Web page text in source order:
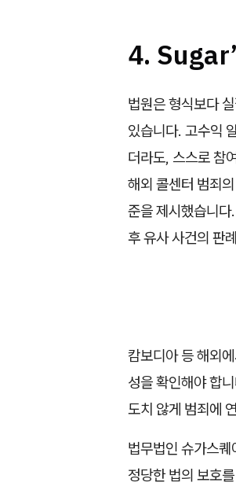
4.
법원은 형식보다
있습니다. 고수익
더라도, 스스로 참
해외 콜센터 범죄
준을 제시했습니
후 유사 사건의 판
캄보디아 등 해외
성을 확인해야 합
도치 않게 범죄에
법무법인 슈가스
정당한 법의 보호